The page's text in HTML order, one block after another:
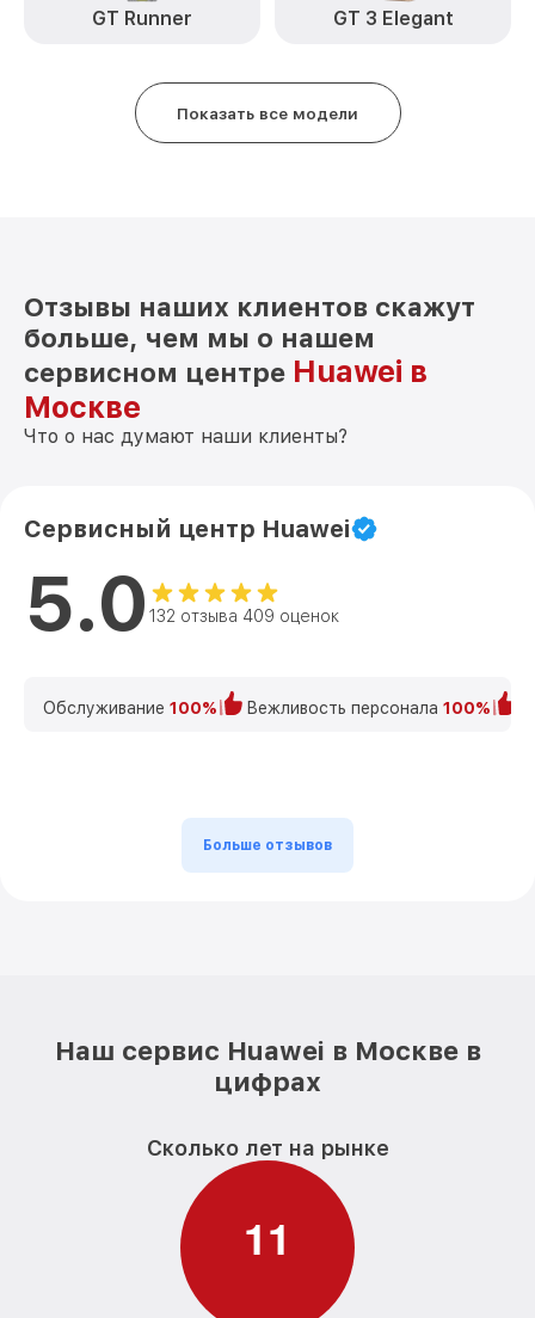
GT Runner GT 3 Elegant
Показать все модели
Отзывы наших клиентов скажут
больше, чем мы о нашем
сервисном центре Huawei в
Москве
Что о нас думают наши клиенты?
Сервисный центр Huawei
5.0 132 отзыва 409 оценок
Обслуживание 100% Вежливость персонала 100%
Больше отзывов
Наш сервис Huawei в Москве в
цифрах
Сколько лет на рынке
11